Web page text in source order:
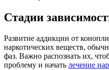
Стадии
Развитие аддикции от
наркотических веществ,
фаз. Важно распознать их,
проблему и начать лечение